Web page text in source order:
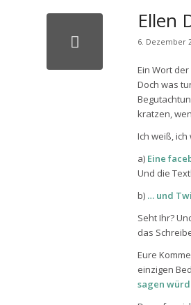
Ellen
6. Dezember
Ein Wort
Doch was
kratzen,
Ich weiß, ich
a) Eine
Und die
b) … und
Seht Ihr?
das
Eure
einzigen
sagen